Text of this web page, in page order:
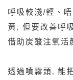
呼吸較淺/輕、
黃, 但要改善呼
借助炭酸注氧活
透過噴霧頭, 能